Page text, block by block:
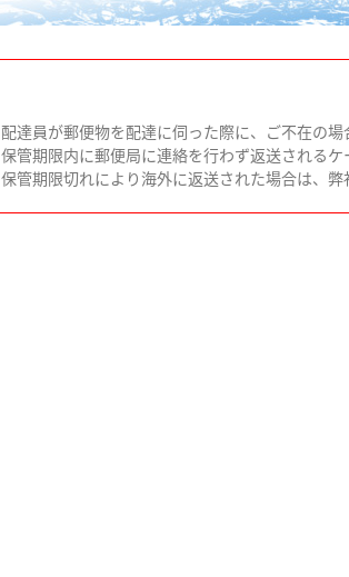
配達員が郵便物を配達に伺った際に、ご不在の場
保管期限内に郵便局に連絡を行わず返送されるケ
保管期限切れにより海外に返送された場合は、